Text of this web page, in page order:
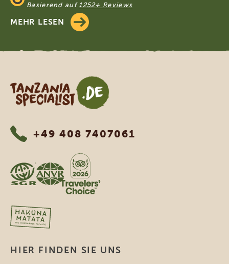
Basierend auf 1252+ Reviews
MEHR LESEN
Tanzania Specialist
+49 408 7407061
HIER FINDEN SIE UNS